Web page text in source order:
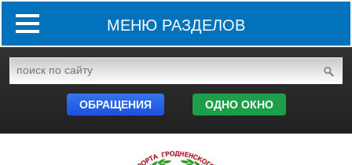
МЕНЮ РАЗДЕЛОВ
ОБРАЩЕНИЯ ОДНО ОКНО